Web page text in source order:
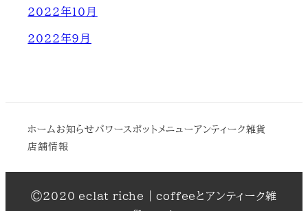
2022年10月
2022年9月
ホーム お知らせパワースポット メニューアンティーク雑貨
店舗情報
©2020 eclat riche | coffeeとアンティーク雑